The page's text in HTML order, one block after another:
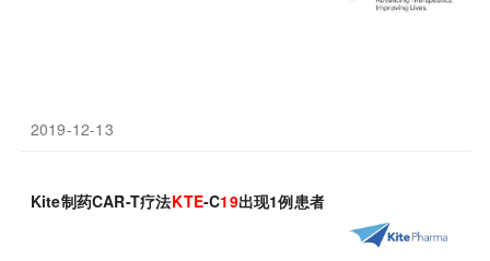
2019-12-13
Kite制药CAR-T疗法KTE-C19出现1例患者死亡